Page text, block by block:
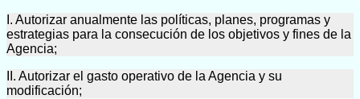
I. Autorizar anualmente las políticas, planes, programas y
estrategias para la consecución de los objetivos y fines de la
Agencia;
II. Autorizar el gasto operativo de la Agencia y su
modificación;